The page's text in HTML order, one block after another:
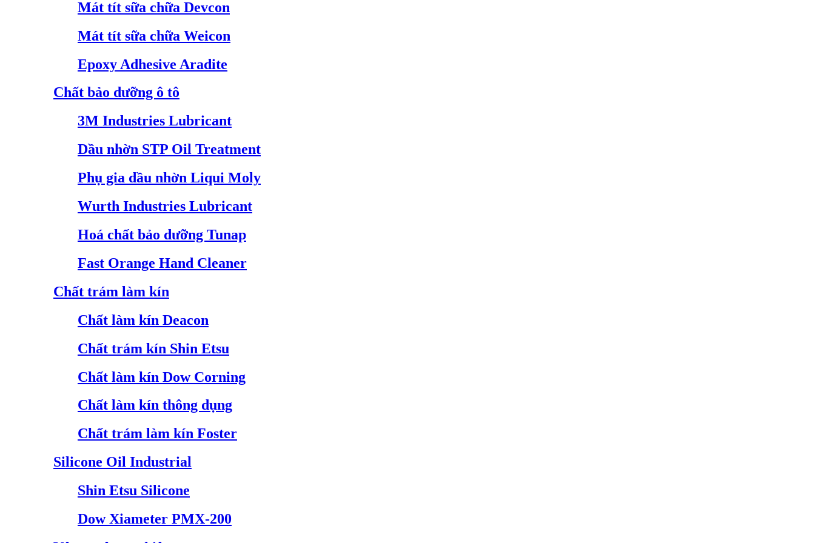
Mát tít sữa chữa Devcon
Mát tít sữa chữa Weicon
Epoxy Adhesive Aradite
Chất bảo dưỡng ô tô
3M Industries Lubricant
Dầu nhờn STP Oil Treatment
Phụ gia dầu nhờn Liqui Moly
Wurth Industries Lubricant
Hoá chất bảo dưỡng Tunap
Fast Orange Hand Cleaner
Chất trám làm kín
Chất làm kín Deacon
Chất trám kín Shin Etsu
Chất làm kín Dow Corning
Chất làm kín thông dụng
Chất trám làm kín Foster
Silicone Oil Industrial
Shin Etsu Silicone
Dow Xiameter PMX-200